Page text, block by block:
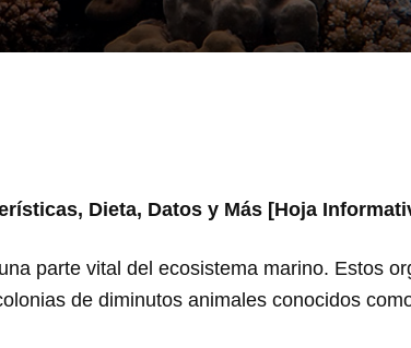
Dieta, Datos y Más [Hoja
parte vital del ecosistema marino. Estos
de diminutos animales conocidos